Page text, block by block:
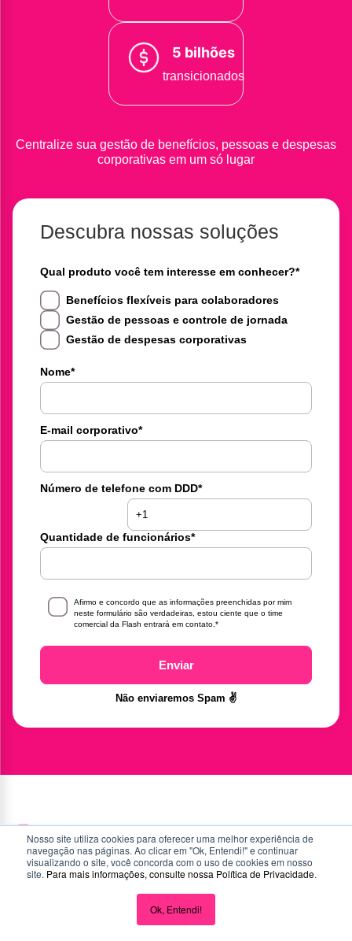
Nosso site utiliza cookies para oferecer uma melhor experiência de
navegação nas páginas. Ao clicar em "Ok, Entendi!" e continuar
visualizando o site, você concorda com o uso de cookies em nosso
site. Para mais informações, consulte nossa Política de Privacidade.
Ok, Entendi!
5 bilhões
transicionados
Centralize sua gestão de benefícios, pessoas e despesas
corporativas em um só lugar
Descubra nossas soluções
Qual produto você tem interesse em conhecer?*
Benefícios flexíveis para colaboradores
Gestão de pessoas e controle de jornada
Gestão de despesas corporativas
Nome*
E-mail corporativo*
Número de telefone com DDD*
Quantidade de funcionários*
Afirmo e concordo que as informações preenchidas por mim
neste formulário são verdadeiras, estou ciente que o time
comercial da Flash entrará em contato. *
Enviar
Não enviaremos Spam ✌️
Artigos relacionados
Aprenda, inspire-se e mantenha-se atualizado com as